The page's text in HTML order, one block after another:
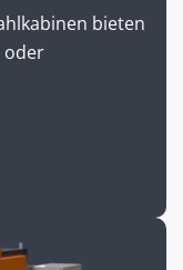
bieten
oder